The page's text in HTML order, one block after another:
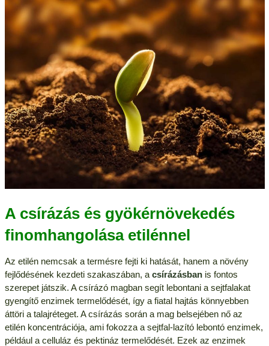
A csírázás és gyökérnövekedés
finomhangolása etilénnel
Az etilén nemcsak a termésre fejti ki hatását, hanem a növény
fejlődésének kezdeti szakaszában, a csírázásbanis fontos
szerepet játszik. A csírázó magban segít lebontani a sejtfalakat
gyengítő enzimek termelődését, így a fiatal hajtás könnyebben
áttöri a talajréteget. A csírázás során a mag belsejében nő az
etilén koncentrációja, ami fokozza a sejtfal-lazító lebontó enzimek,
például a celluláz és pektináz termelődését. Ezek az enzimek